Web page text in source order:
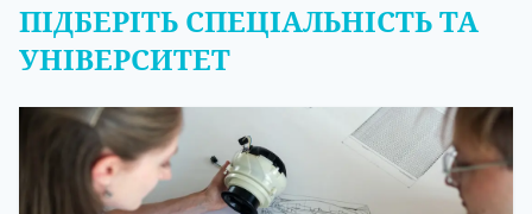
ПІДБЕРІТЬ СПЕЦІАЛЬНІСТЬ ТА
УНІВЕРСИТЕТ